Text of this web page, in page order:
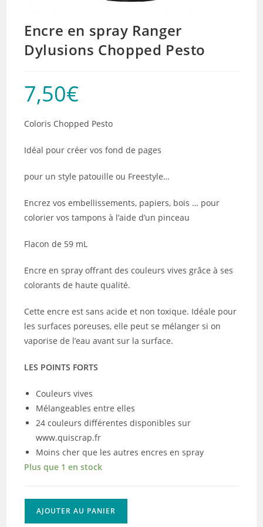
Encre en spray Ranger
Dylusions Chopped Pesto
7,50€
Coloris Chopped Pesto
Idéal pour créer vos fond de pages
pour un style patouille ou Freestyle…
Encrez vos embellissements, papiers, bois … pour
colorier vos tampons à l’aide d’un pinceau
Flacon de 59 mL
Encre en spray offrant des couleurs vives grâce à ses
colorants de haute qualité.
Cette encre est sans acide et non toxique. Idéale pour
les surfaces poreuses, elle peut se mélanger si on
vaporise de l’eau avant sur la surface.
LES POINTS FORTS
Couleurs vives
Mélangeables entre elles
24 couleurs différentes disponibles sur
www.quiscrap.fr
Moins cher que les autres encres en spray
Plus que 1 en stock
AJOUTER AU PANIER